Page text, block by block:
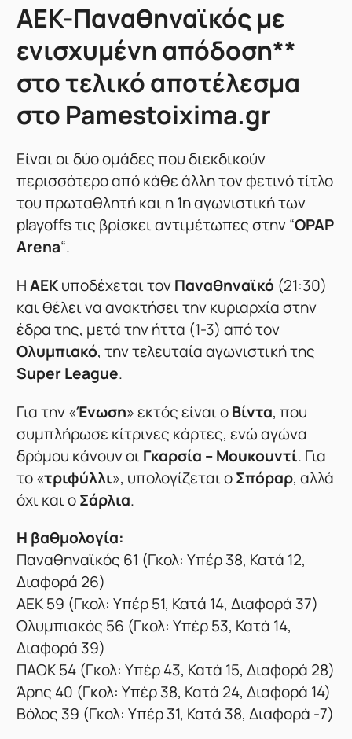
ΑΕΚ-Παναθηναϊκός με
ενισχυμένη απόδοση**
στο τελικό αποτέλεσμα
στο Pamestoixima.gr
Είναι οι δύο ομάδες που διεκδικούν
περισσότερο από κάθε άλλη τον φετινό τίτλο
του πρωταθλητή και η 1η αγωνιστική των
playoffs τις βρίσκει αντιμέτωπες στην “OPAP
Arena“.
ΗΑΕΚυποδέχεται τον Παναθηναϊκό (21:30)
και θέλει να ανακτήσει την κυριαρχία στην
έδρα της, μετά την ήττα (1-3) από τον
Ολυμπιακό, την τελευταία αγωνιστική της
Super League.
Για την «Ένωση» εκτός είναι οΒίντα, που
συμπλήρωσε κίτρινες κάρτες, ενώ αγώνα
δρόμου κάνουν οιΓκαρσία – Μουκουντί. Για
το «τριφύλλι», υπολογίζεται οΣπόραρ, αλλά
όχι και οΣάρλια.
Η βαθμολογία:
Παναθηναϊκός 61 (Γκολ: Υπέρ 38, Κατά 12,
Διαφορά 26)
ΑΕΚ 59 (Γκολ: Υπέρ 51, Κατά 14, Διαφορά 37)
Ολυμπιακός 56 (Γκολ: Υπέρ 53, Κατά 14,
Διαφορά 39)
ΠΑΟΚ 54 (Γκολ: Υπέρ 43, Κατά 15, Διαφορά 28)
Άρης 40 (Γκολ: Υπέρ 38, Κατά 24, Διαφορά 14)
Βόλος 39 (Γκολ: Υπέρ 31, Κατά 38, Διαφορά -7)